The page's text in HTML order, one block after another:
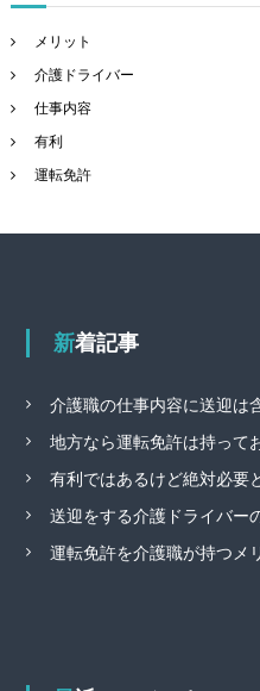
メリット
介護ドライバー
仕事内容
有利
運転免許
新着記事
介護職の仕事内容に送迎は
地方なら運転免許は持って
有利ではあるけど絶対必要
送迎をする介護ドライバー
運転免許を介護職が持つメ